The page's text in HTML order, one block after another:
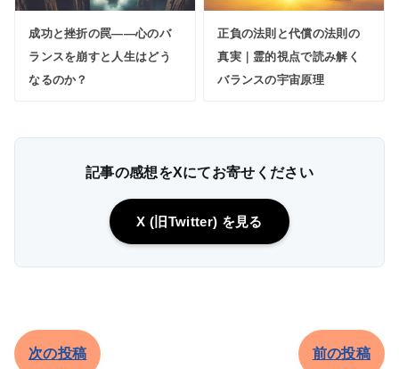
成功と挫折の罠――心のバ
ランスを崩すと人生はどう
なるのか？
正負の法則と代償の法則の
真実｜霊的視点で読み解く
バランスの宇宙原理
記事の感想をXにてお寄せください
X (旧Twitter) を見る
次の投稿 前の投稿